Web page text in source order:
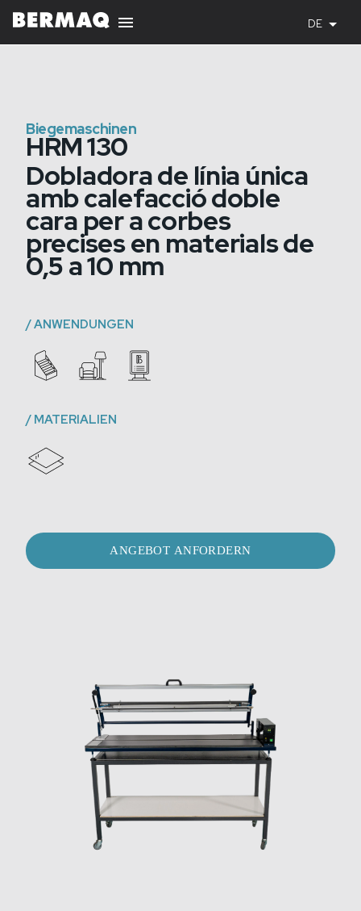
DE
Biegemaschinen
HRM 130
Dobladora de línia única
amb calefacció doble
cara per a corbes
precises en materials de
0,5 a 10 mm
/ANWENDUNGEN
/ MATERIALIEN
ANGEBOT ANFORDERN